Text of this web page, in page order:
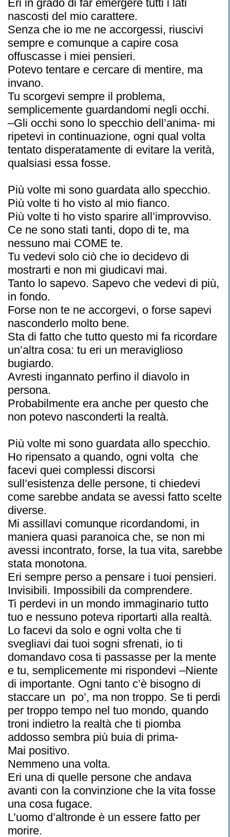
Eri in grado di far emergere tutti i lati
nascosti del mio carattere.
Senza che io me ne accorgessi, riuscivi
sempre e comunque a capire cosa
offuscasse i miei pensieri.
Potevo tentare e cercare di mentire, ma
invano.
Tu scorgevi sempre il problema,
semplicemente guardandomi negli occhi.
–Gli occhi sono lo specchio dell’anima- mi
ripetevi in continuazione, ogni qual volta
tentato disperatamente di evitare la verità,
qualsiasi essa fosse.
Più volte mi sono guardata allo specchio.
Più volte ti ho visto al mio fianco.
Più volte ti ho visto sparire all’improvviso.
Ce ne sono stati tanti, dopo di te, ma
nessuno mai COME te.
Tu vedevi solo ciò che io decidevo di
mostrarti e non mi giudicavi mai.
Tanto lo sapevo. Sapevo che vedevi di più,
in fondo.
Forse non te ne accorgevi, o forse sapevi
nasconderlo molto bene.
Sta di fatto che tutto questo mi fa ricordare
un’altra cosa: tu eri un meraviglioso
bugiardo.
Avresti ingannato perfino il diavolo in
persona.
Probabilmente era anche per questo che
non potevo nasconderti la realtà.
Più volte mi sono guardata allo specchio.
Ho ripensato a quando, ogni volta che
facevi quei complessi discorsi
sull’esistenza delle persone, ti chiedevi
come sarebbe andata se avessi fatto scelte
diverse.
Mi assillavi comunque ricordandomi, in
maniera quasi paranoica che, se non mi
avessi incontrato, forse, la tua vita, sarebbe
stata monotona.
Eri sempre perso a pensare i tuoi pensieri.
Invisibili. Impossibili da comprendere.
Ti perdevi in un mondo immaginario tutto
tuo e nessuno poteva riportarti alla realtà.
Lo facevi da solo e ogni volta che ti
svegliavi dai tuoi sogni sfrenati, io ti
domandavo cosa ti passasse per la mente
e tu, semplicemente mi rispondevi –Niente
di importante. Ogni tanto c’è bisogno di
staccare un po’, ma non troppo. Se ti perdi
per troppo tempo nel tuo mondo, quando
troni indietro la realtà che ti piomba
addosso sembra più buia di prima-
Mai positivo.
Nemmeno una volta.
Eri una di quelle persone che andava
avanti con la convinzione che la vita fosse
una cosa fugace.
L’uomo d’altronde è un essere fatto per
morire.